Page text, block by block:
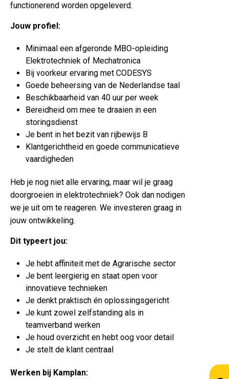
functionerend worden opgeleverd.
Jouw profiel:
Minimaal een afgeronde MBO-opleiding
Elektrotechniek of Mechatronica
Bij voorkeur ervaring met CODESYS
Goede beheersing van de Nederlandse taal
Beschikbaarheid van 40 uur per week
Bereidheid om mee te draaien in een
storingsdienst
Je bent in het bezit van rijbewijs B
Klantgerichtheid en goede communicatieve
vaardigheden
Heb je nog niet alle ervaring, maar wil je graag
doorgroeien in elektrotechniek? Ook dan nodigen
we je uit om te reageren. We investeren graag in
jouw ontwikkeling.
Dit typeert jou:
Je hebt affiniteit met de Agrarische sector
Je bent leergierig en staat open voor
innovatieve technieken
Je denkt praktisch én oplossingsgericht
Je kunt zowel zelfstanding als in
teamverband werken
Je houd overzicht en hebt oog voor detail
Je stelt de klant centraal
Werken bij Kamplan: